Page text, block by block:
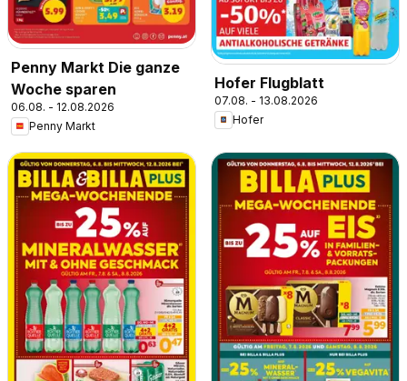
Penny Markt Die ganze
Woche sparen
06.08. - 12.08.2026
Penny Markt
Hofer Flugblatt
07.08. - 13.08.2026
Hofer